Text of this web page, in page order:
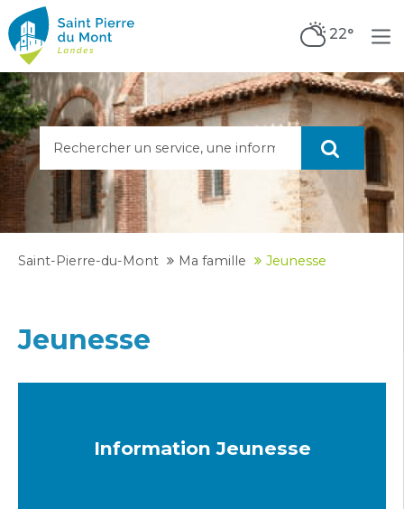
22°
Saint-Pierre-du-Mont Ma famille Jeunesse
Jeunesse
Information Jeunesse